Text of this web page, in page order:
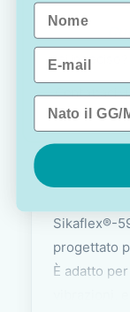
Sei indeciso?
Contattaci
Sikaflex®-
progettato
È adatto
Name
Email
Data di nascita